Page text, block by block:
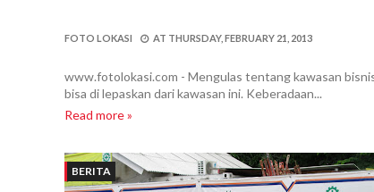
FOTO LOKASI AT THURSDAY, FEBRUARY 21, 2013
www.fotolokasi.com - Mengulas tentang kawasan
bisa di lepaskan dari kawasan ini. Keberadaan...
Read more »
BERITA